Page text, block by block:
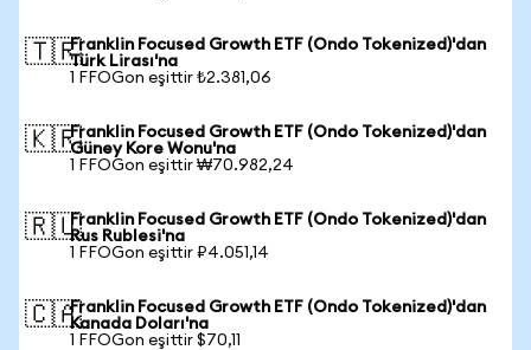
🇹🇷Franklin Focused Growth ETF (Ondo Tokenized)'dan
Türk Lirası'na
1 FFOGon eşittir ₺2.381,06
🇰🇷Franklin Focused Growth ETF (Ondo Tokenized)'dan
Güney Kore Wonu'na
1 FFOGon eşittir ₩70.982,24
🇷🇺Franklin Focused Growth ETF (Ondo Tokenized)'dan
Rus Rublesi'na
1 FFOGon eşittir ₽4.051,14
🇨🇦Franklin Focused Growth ETF (Ondo Tokenized)'dan
Kanada Doları'na
1 FFOGon eşittir $70,11